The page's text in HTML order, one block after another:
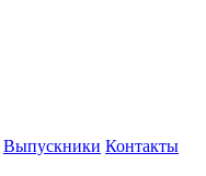
Выпускники Контакты